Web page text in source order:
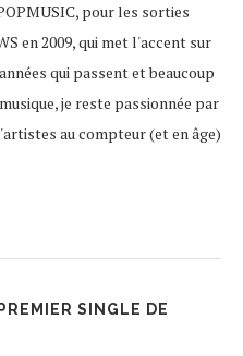
pour les sorties
en 2009, qui met l'accent sur
qui passent et beaucoup
je reste passionnée par
au compteur (et en âge)
SINGLE DE